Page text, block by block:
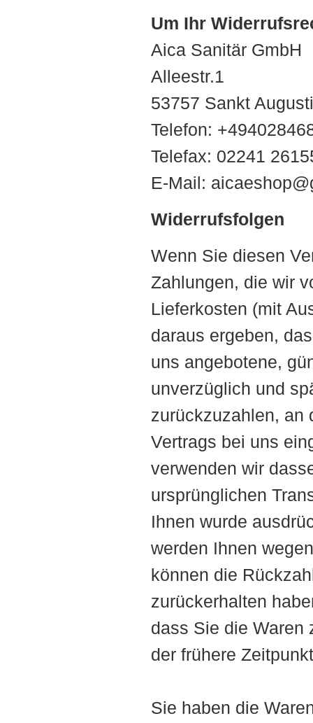
Um Ihr
Aica Sanitär GmbH
Alleestr.1
53757 Sankt
Telefon:
Telefax: 02241
E-Mail:
Widerrufsfolgen
Wenn Sie diesen
Zahlungen, die wir
Lieferkosten (mit
daraus ergeben,
uns angebotene,
unverzüglich und
zurückzuzahlen, an
Vertrags bei uns
verwenden wir
ursprünglichen
Ihnen wurde
werden Ihnen
können die
zurückerhalten
dass Sie die Waren
der frühere
Sie haben die